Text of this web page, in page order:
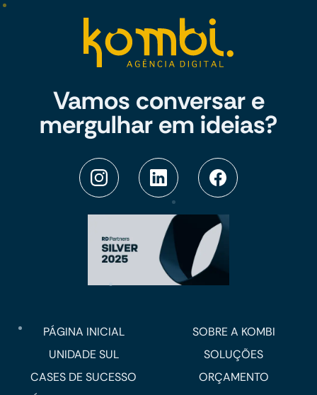
Vamos conversar e
mergulhar em ideias?
PÁGINA INICIAL
SOBRE A KOMBI
UNIDADE SUL
SOLUÇÕES
CASES DE SUCESSO
ORÇAMENTO